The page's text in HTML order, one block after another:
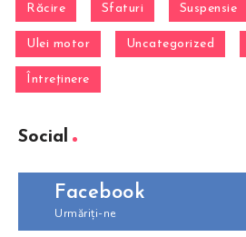
Răcire Sfaturi Suspensie
Ulei motor Uncategorized
Întreținere
Social
Facebook
Urmăriți-ne